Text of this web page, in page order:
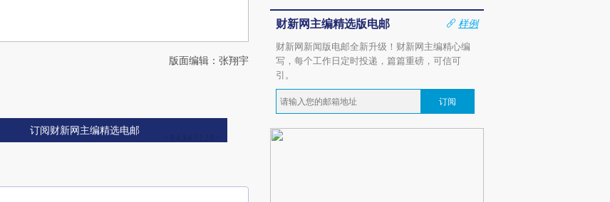
版面编辑：张翔宇
订阅财新网主编精选电邮
财新网主编精选版电邮
样例
财新网新闻版电邮全新升级！财新网主编精心编
写，每个工作日定时投递，篇篇重磅，可信可
引。
订阅